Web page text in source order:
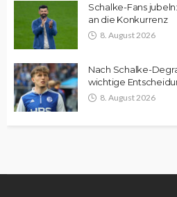
Schalke-Fans
an die Konkurrenz
8. August 2026
Nach Schalke-
wichtige
8. August 2026